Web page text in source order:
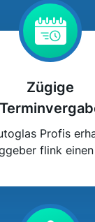
Zügige
Profis
flink einen